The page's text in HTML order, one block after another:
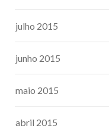
julho 2015
junho 2015
maio 2015
abril 2015